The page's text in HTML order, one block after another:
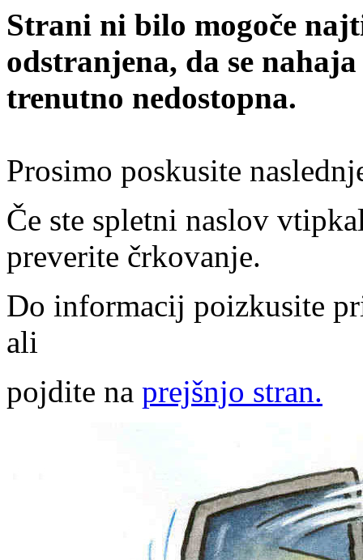
Strani ni bilo mogoče
odstranjena, da se
trenutno nedostopna.
Prosimo poskusite
Če ste spletni naslov
preverite črkovanje.
Do informacij poizkusite
ali
pojdite na prejšnjo stran.